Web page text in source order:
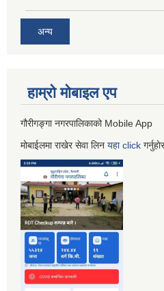
अन्य
हाम्रो माेबाइल एप
गौरीगङ्गा नगरपालिकाको Mobile App
मोबाईलमा राखेर सेवा लिन यहाclick